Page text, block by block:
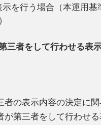
示を行う場合（本運用基
三者をして行わせる表
者の表示内容の決定に
が第三者をして行わせ